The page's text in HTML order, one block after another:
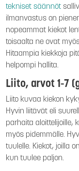
tekniset säännöt
ilmanvastus on
nopeammat kiekot
toisaalta ne ovat
Hitaampia kiekkoja
helpompi hallita.
Liito, arvot 1-7
Liito kuvaa kiekon
Hyvin liitävät eli
parhaita aloittelijoille,
myös pidemmälle.
tuulelle. Kiekot, joilla
kun tuulee paljon.